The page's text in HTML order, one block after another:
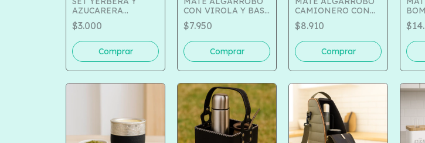
AZUCARERA
CORDURA COD 132-
1200
$3.000
CON VIROLA Y BASE
COD 504-200
$7.950
CAMIONERO CON
GUARDA 504-188
$8.910